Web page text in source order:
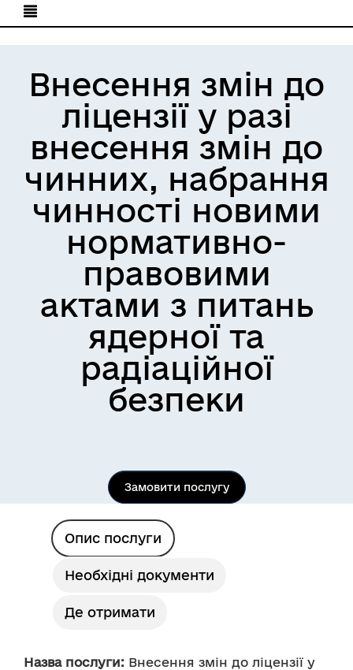
Внесення змін до
ліцензії у разі
внесення змін до
чинних, набрання
чинності новими
нормативно-
правовими
актами з питань
ядерної та
радіаційної
безпеки
Замовити послугу
Опис послуги
Необхідні документи
Де отримати
Назва послуги: Внесення змін до ліцензії у